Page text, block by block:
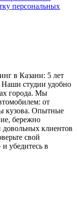
персональных
в Казани: 5 лет
студии удобно
города. Мы
от
кузова. Опытные
бережно
довольных клиентов
свой
убедитесь в